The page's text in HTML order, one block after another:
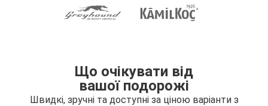
Що очікувати від
вашої подорожі
Швидкі, зручні та доступні за ціною варіанти з